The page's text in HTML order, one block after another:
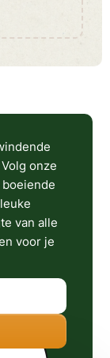
onze
van alle
voor je